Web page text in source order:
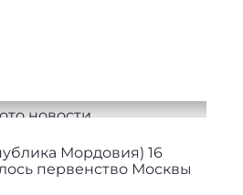
Мордовия) 16
первенство Москвы